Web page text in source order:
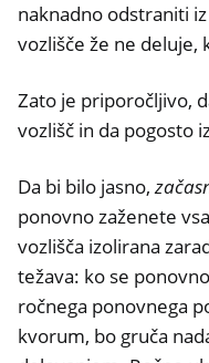
naknadno odstraniti
vozlišče že ne deluje,
Zato je priporočljivo,
vozlišč in da pogosto
Da bi bilo jasno,
ponovno zaženete
vozlišča izolirana
težava: ko se
ročnega ponovnega
kvorum, bo gruča